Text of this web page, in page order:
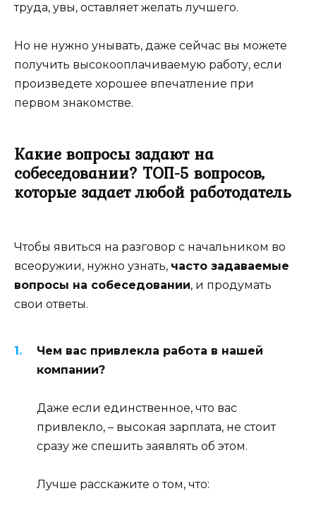
труда, увы, оставляет желать лучшего.
Но не нужно унывать, даже сейчас вы можете
получить высокооплачиваемую работу, если
произведете хорошее впечатление при
первом знакомстве.
Какие вопросы задают на
собеседовании? ТОП-5 вопросов,
которые задает любой работодатель
Чтобы явиться на разговор с начальником во
всеоружии, нужно узнать, часто задаваемые
вопросы на собеседовании, и продумать
свои ответы.
Чем вас привлекла работа в нашей
компании?
Даже если единственное, что вас
привлекло, – высокая зарплата, не стоит
сразу же спешить заявлять об этом.
Лучше расскажите о том, что: